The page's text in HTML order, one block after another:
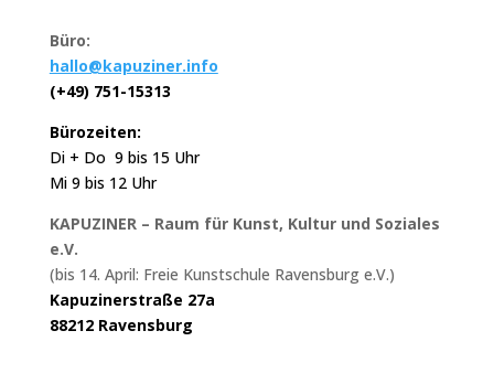
Büro:
hallo@kapuziner.info
(+49) 751-15313
Bürozeiten:
Di + Do 9 bis 15 Uhr
Mi 9 bis 12 Uhr
KAPUZINER – Raum für Kunst, Kultur und Soziales
e.V.
(bis 14. April: Freie Kunstschule Ravensburg e.V.)
Kapuzinerstraße 27a
88212 Ravensburg